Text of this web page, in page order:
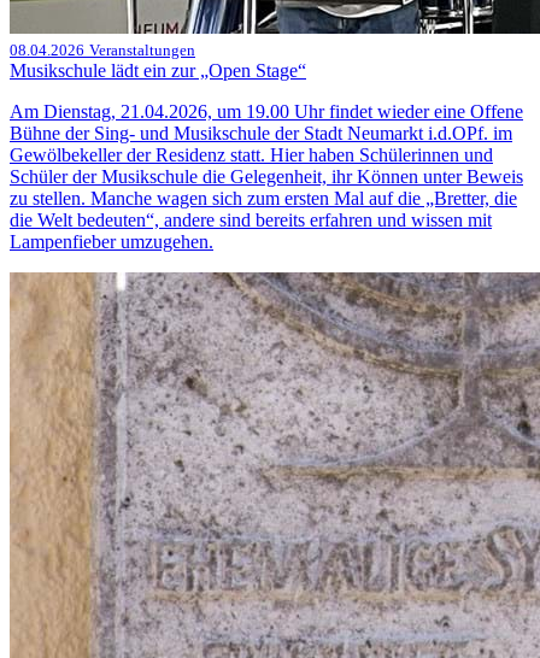
08.04.2026 Veranstaltungen
Musikschule lädt ein zur „Open Stage“
Am Dienstag, 21.04.2026, um 19.00 Uhr findet wieder eine Offene
Bühne der Sing- und Musikschule der Stadt Neumarkt i.d.OPf. im
Gewölbekeller der Residenz statt. Hier haben Schülerinnen und
Schüler der Musikschule die Gelegenheit, ihr Können unter Beweis
zu stellen. Manche wagen sich zum ersten Mal auf die „Bretter, die
die Welt bedeuten“, andere sind bereits erfahren und wissen mit
Lampenfieber umzugehen.